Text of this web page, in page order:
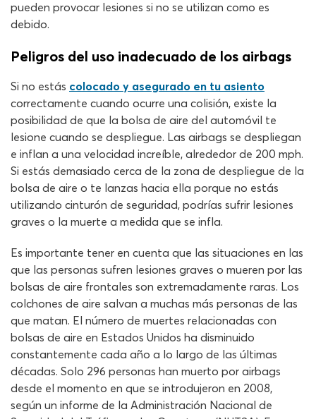
pueden provocar lesiones si no se utilizan como es
debido.
Peligros del uso inadecuado de los airbags
Si no estás colocado y asegurado en tu asiento
correctamente cuando ocurre una colisión, existe la
posibilidad de que la bolsa de aire del automóvil te
lesione cuando se despliegue. Las airbags se despliegan
e inflan a una velocidad increíble, alrededor de 200 mph.
Si estás demasiado cerca de la zona de despliegue de la
bolsa de aire o te lanzas hacia ella porque no estás
utilizando cinturón de seguridad, podrías sufrir lesiones
graves o la muerte a medida que se infla.
Es importante tener en cuenta que las situaciones en las
que las personas sufren lesiones graves o mueren por las
bolsas de aire frontales son extremadamente raras. Los
colchones de aire salvan a muchas más personas de las
que matan. El número de muertes relacionadas con
bolsas de aire en Estados Unidos ha disminuido
constantemente cada año a lo largo de las últimas
décadas. Solo 296 personas han muerto por airbags
desde el momento en que se introdujeron en 2008,
según un informe de la Administración Nacional de